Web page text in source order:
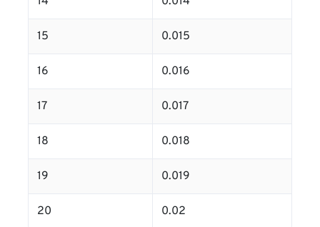
15 0.015
16 0.016
17 0.017
18 0.018
19 0.019
20 0.02